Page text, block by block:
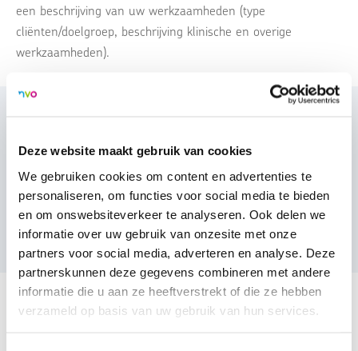
Deze website maakt gebruik van cookies
We gebruiken cookies om content en advertenties te
personaliseren, om functies voor social media te bieden
en om onswebsiteverkeer te analyseren. Ook delen we
informatie over uw gebruik van onzesite met onze
partners voor social media, adverteren en analyse. Deze
partnerskunnen deze gegevens combineren met andere
informatie die u aan ze heeftverstrekt of die ze hebben
verzameld op basis van uw gebruik van hun services.
een beschrijving van uw werkzaamheden (type
cliënten/doelgroep, beschrijving klinische en overige
werkzaamheden).
Hoe houd ik activiteiten bij voor de herregistratie?
Waarom is er een herregistratie?
Terug naar overzicht